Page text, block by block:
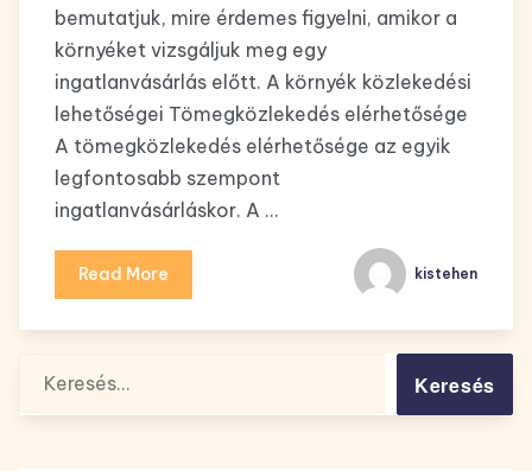
bemutatjuk, mire érdemes figyelni, amikor a
környéket vizsgáljuk meg egy
ingatlanvásárlás előtt. A környék közlekedési
lehetőségei Tömegközlekedés elérhetősége
A tömegközlekedés elérhetősége az egyik
legfontosabb szempont
ingatlanvásárláskor. A …
Read More kistehen